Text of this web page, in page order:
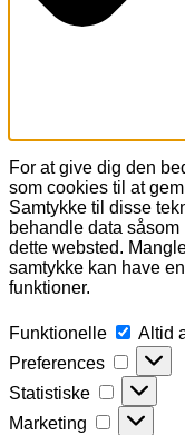
For at give dig den
som cookies til at
Samtykke til disse
behandle data
dette websted.
samtykke kan have
funktioner.
Funktionelle
Altid
Preferences
Statistiske
Marketing Marketing